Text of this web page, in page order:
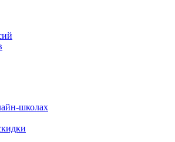
школах